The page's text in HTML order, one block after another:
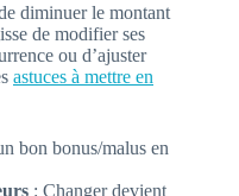
diminuer le montant
de modifier ses
ou d’ajuster
astuces à mettre en
bon bonus/malus en
: Changer devient